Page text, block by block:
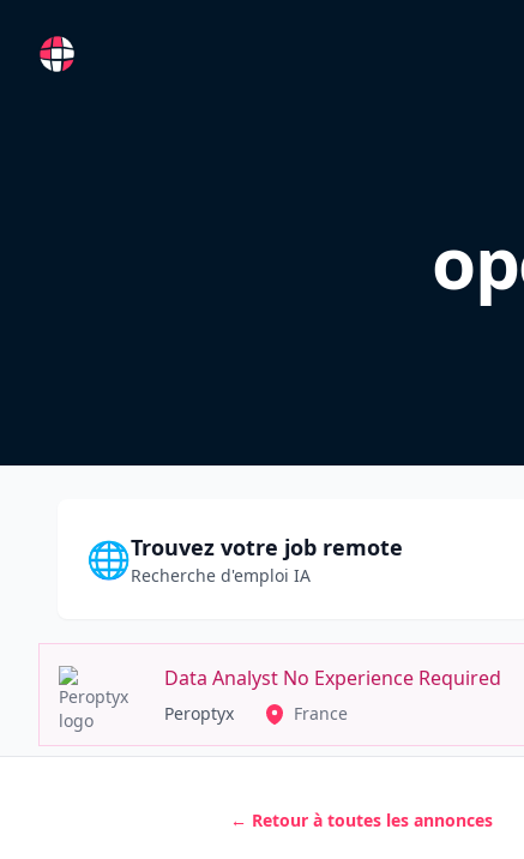
RemoteFR
🌐Trouvez votre job remote
Recherche d'emploi IA
Data Analyst No Experience Required
Peroptyx France
← Retour à toutes les annonces